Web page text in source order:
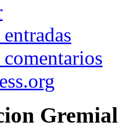
comentarios
Gremial